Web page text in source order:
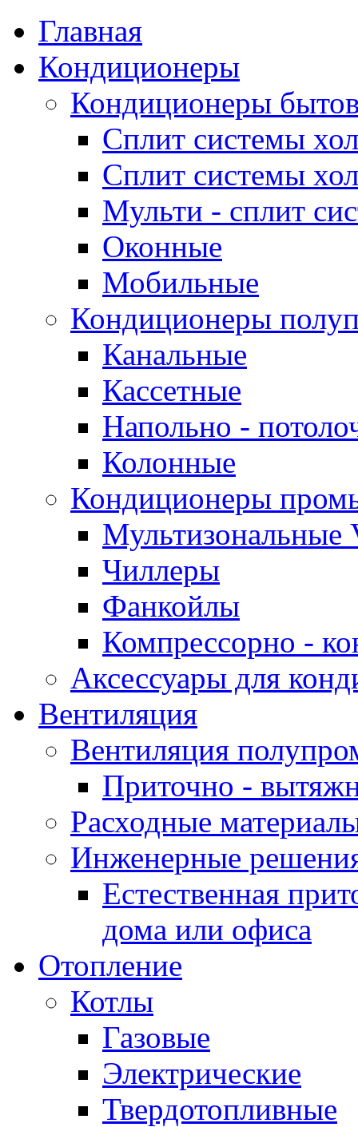
Главная
Кондиционеры
Кондиционеры
Сплит системы
Сплит системы
Мульти - сплит
Оконные
Мобильные
Кондиционеры
Канальные
Кассетные
Напольно -
Колонные
Кондиционеры
Мультизональные
Чиллеры
Фанкойлы
Компрессорно -
Аксессуары для
Вентиляция
Вентиляция
Приточно -
Расходные
Инженерные
Естественная
дома или офиса
Отопление
Котлы
Газовые
Электрические
Твердотопливные